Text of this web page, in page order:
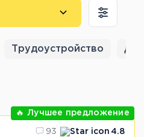
Трудоустройство
🔥 Лучшее предложение
93 4.8